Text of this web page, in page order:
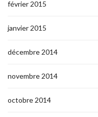
février 2015
janvier 2015
décembre 2014
novembre 2014
octobre 2014